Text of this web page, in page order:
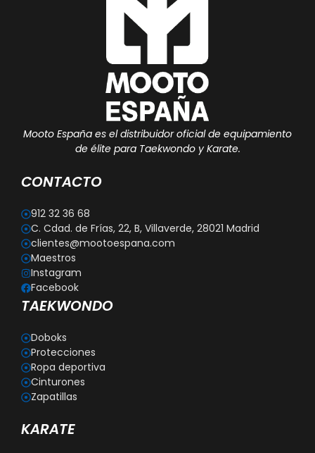
Mooto España es el distribuidor oficial de equipamiento
de élite para Taekwondo y Karate.
CONTACTO
912 32 36 68
C. Cdad. de Frías, 22, B, Villaverde, 28021 Madrid
clientes@mootoespana.com
Maestros
Instagram
Facebook
TAEKWONDO
Doboks
Protecciones
Ropa deportiva
Cinturones
Zapatillas
KARATE